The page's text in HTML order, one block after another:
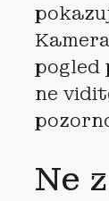
pogled
ne
Ne